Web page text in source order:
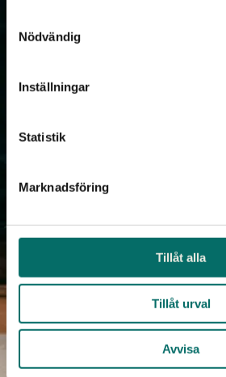
Nödvändig
Inställningar
Statistik
Marknadsföring
Tillåt alla
Tillåt urval
Avvisa